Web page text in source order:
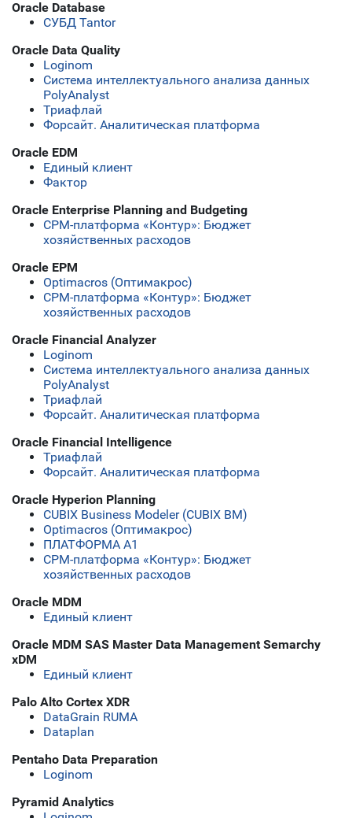
Oracle Database
СУБД Tantor
Oracle Data Quality
Loginom
Система интеллектуального анализа данных
PolyAnalyst
Триафлай
Форсайт. Аналитическая платформа
Oracle EDM
Единый клиент
Фактор
Oracle Enterprise Planning and Budgeting
СРМ-платформа «Контур»: Бюджет
хозяйственных расходов
Oracle EPM
Optimacros (Оптимакрос)
СРМ-платформа «Контур»: Бюджет
хозяйственных расходов
Oracle Financial Analyzer
Loginom
Система интеллектуального анализа данных
PolyAnalyst
Триафлай
Форсайт. Аналитическая платформа
Oracle Financial Intelligence
Триафлай
Форсайт. Аналитическая платформа
Oracle Hyperion Planning
CUBIX Business Modeler (CUBIX BM)
Optimacros (Оптимакрос)
ПЛАТФОРМА А1
СРМ-платформа «Контур»: Бюджет
хозяйственных расходов
Oracle MDM
Единый клиент
Oracle MDM SAS Master Data Management Semarchy
xDM
Единый клиент
Palo Alto Cortex XDR
DataGrain RUMA
Dataplan
Pentaho Data Preparation
Loginom
Pyramid Analytics